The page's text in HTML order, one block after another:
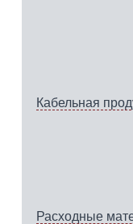
Кабельная
Расходные